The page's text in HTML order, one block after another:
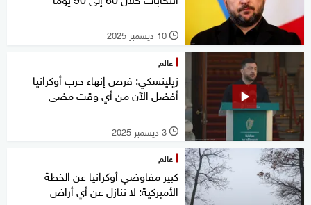
l 10 ديسمبر 2025
عالم
زيلينسكي: فرص إنهاء حرب أوكرانيا
أفضل الآن من أي وقت مضى
l 3 ديسمبر 2025
عالم
كبير مفاوضي أوكرانيا عن الخطة
الأميركية: لا تنازل عن أي أراض